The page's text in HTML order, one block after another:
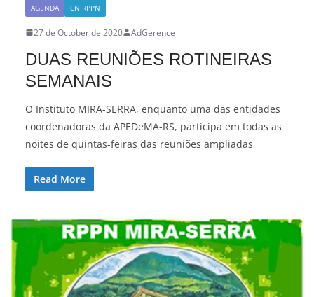
AGENDA CN RPPN
27 de October de 2020 AdGerence
DUAS REUNIÕES ROTINEIRAS
SEMANAIS
O Instituto MIRA-SERRA, enquanto uma das entidades
coordenadoras da APEDeMA-RS, participa em todas as
noites de quintas-feiras das reuniões ampliadas
Read More